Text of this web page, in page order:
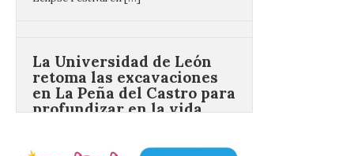
La Universidad de León
profundizar en la vida
cotidiana de la Edad del
Hierro
6 Ago 2026